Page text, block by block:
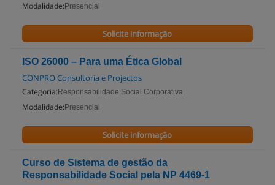
Modalidade: Presencial
Solicite informação
ISO 26000 – Para uma Ética Global
CONPRO Consultoria e Projectos
Categoria: Responsabilidade Social Corporativa
Modalidade: Presencial
Solicite informação
Curso de Sistema de gestão da
Responsabilidade Social pela NP 4469-1